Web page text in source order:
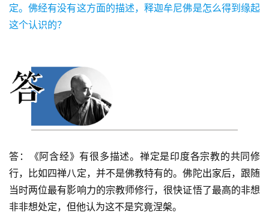
定。佛经有没有这方面的描述，释迦牟尼佛是怎么得到缘起
这个认识的？
答：《阿含经》有很多描述。禅定是印度各宗教的共同修
行，比如四禅八定，并不是佛教特有的。佛陀出家后，跟随
当时两位最有影响力的宗教师修行，很快证悟了最高的非想
非非想处定，但他认为这不是究竟涅槃。